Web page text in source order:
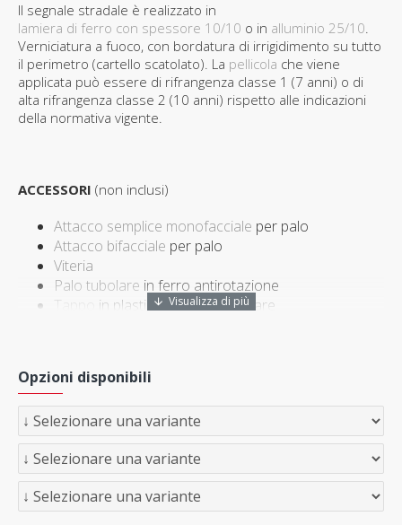
Il segnale stradale è realizzato in
lamiera di ferro con spessore 10/10 o in alluminio 25/10.
Verniciatura a fuoco, con bordatura di irrigidimento su tutto
il perimetro (cartello scatolato). La pellicola che viene
applicata può essere di rifrangenza classe 1 (7 anni) o di
alta rifrangenza classe 2 (10 anni) rispetto alle indicazioni
della normativa vigente.
ACCESSORI (non inclusi)
Attacco semplice monofacciale per palo
Attacco bifacciale per palo
Viteria
Palo tubolare in ferro antirotazione
Tappo
in plastica per palo tubolare
Opzioni disponibili